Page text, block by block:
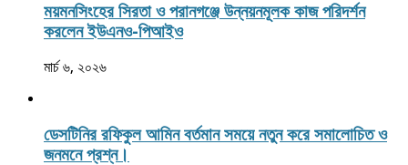
ময়মনসিংহের সিরতা ও পরানগঞ্জে উন্নয়নমূলক কাজ পরিদর্শন
করলেন ইউএনও-পিআইও
মার্চ ৬, ২০২৬
ডেসটিনির রফিকুল আমিন বর্তমান সময়ে নতুন করে সমালোচিত ও
জনমনে প্রশ্ন।